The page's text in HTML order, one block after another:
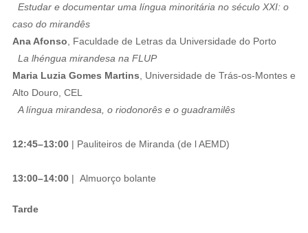
Estudar e documentar uma língua minoritária no século XXI: o
caso do mirandês
Ana Afonso , Faculdade de Letras da Universidade do Porto
La lhéngua mirandesa na FLUP
Maria Luzia Gomes Martins , Universidade de Trás-os-Montes e
Alto Douro, CEL
A língua mirandesa, o riodonorês e o guadramilês
12:45–13:00 | Pauliteiros de Miranda (de l AEMD)
13:00–14:00 | Almuorço bolante
Tarde